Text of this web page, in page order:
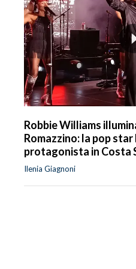
Robbie Williams
Romazzino: la pop
protagonista in Costa
Ilenia Giagnoni